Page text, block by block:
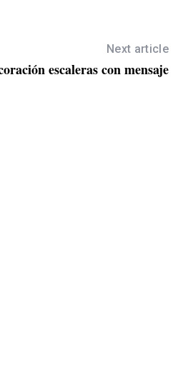
Next article
escaleras con mensaje